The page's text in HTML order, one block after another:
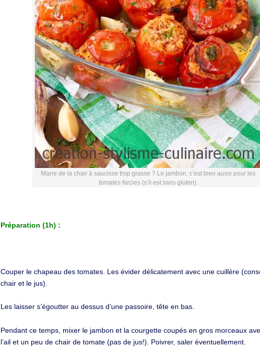
Marre de la chair à saucisse trop grasse ? Le jambon, c’est bien aussi pour les
tomates farcies (s’il est sans gluten).
Préparation (1h) :
Couper le chapeau des tomates. Les évider délicatement avec une cuillère
chair et le jus).
Les laisser s’égoutter au dessus d’une passoire, tête en bas.
Pendant ce temps, mixer le jambon et la courgette coupés en gros morceaux
l’ail et un peu de chair de tomate (pas de jus!). Poivrer, saler éventuellement.